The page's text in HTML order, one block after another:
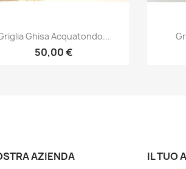
Anteprima
Ghisa Acquatondo...
50,00 €
AZIENDA IL TUO